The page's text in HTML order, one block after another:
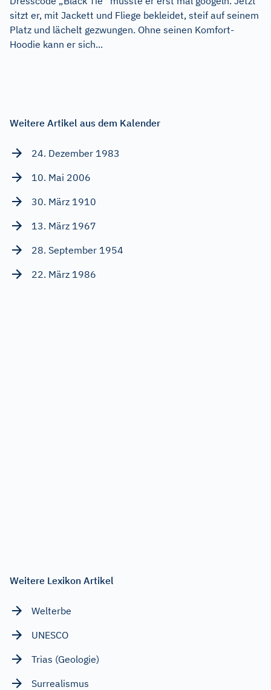
sitzt er, mit Jackett und Fliege bekleidet, steif auf seinem
Platz und lächelt gezwungen. Ohne seinen Komfort-
Hoodie kann er sich...
Weitere Artikel aus dem Kalender
24. Dezember 1983
10. Mai 2006
30. März 1910
13. März 1967
28. September 1954
22. März 1986
Weitere Lexikon Artikel
Welterbe
UNESCO
Trias (Geologie)
Surrealismus